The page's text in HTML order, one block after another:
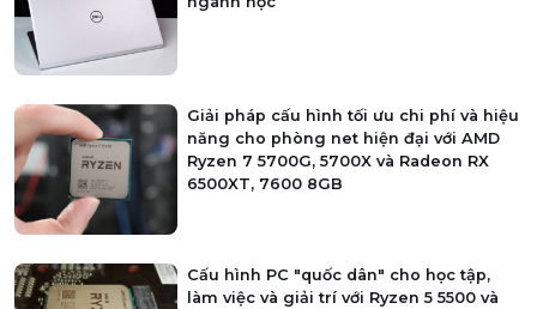
Giải pháp cấu hình tối ưu chi phí và hiệu
năng cho phòng net hiện đại với AMD
Ryzen 7 5700G, 5700X và Radeon RX
6500XT, 7600 8GB
Cấu hình PC "quốc dân" cho học tập,
làm việc và giải trí với Ryzen 5 5500 và